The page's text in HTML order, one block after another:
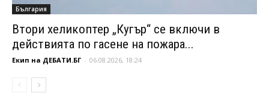
България
Втори хеликоптер „Кугър“ се включи в
действията по гасене на пожара...
Екип на ДЕБАТИ.БГ - 06.08.2026, 18:24